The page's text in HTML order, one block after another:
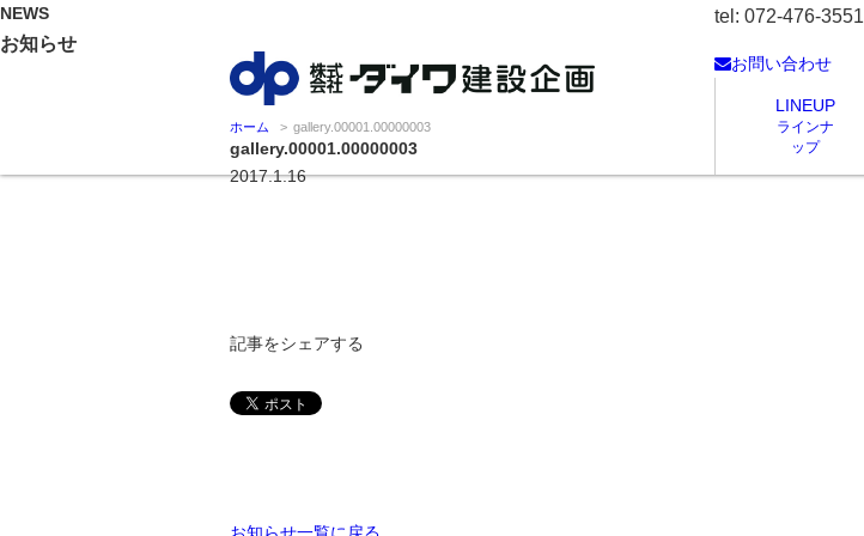
tel: 072-476-3551
お問い合わせ
LINEUP
ラインナ
ップ
NEWS
お知らせ
ホーム gallery.00001.00000003
gallery.00001.00000003
2017.1.16
記事をシェアする